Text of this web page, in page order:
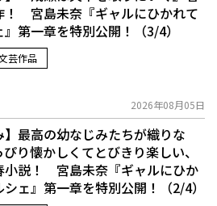
！ 宮島未奈『ギャルにひかれて
第一章を特別公開！（3/4）
芸作品
2026年08月05日
】最高の幼なじみたちが織りな
り懐かしくてとびきり楽しい、
小説！ 宮島未奈『ギャルにひか
ェ』第一章を特別公開！（2/4）